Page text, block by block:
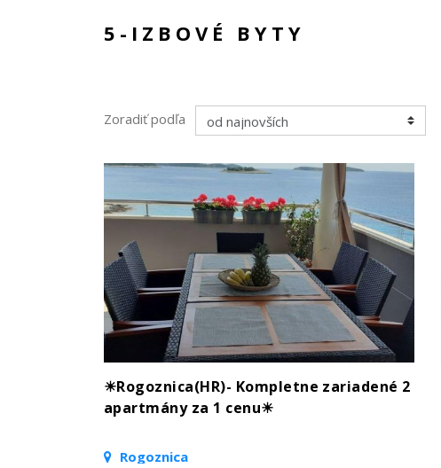
5-IZBOVÉ BYTY
Zoradiť podľa
☀Rogoznica(HR)- Kompletne zariadené 2
apartmány za 1 cenu☀
Rogoznica